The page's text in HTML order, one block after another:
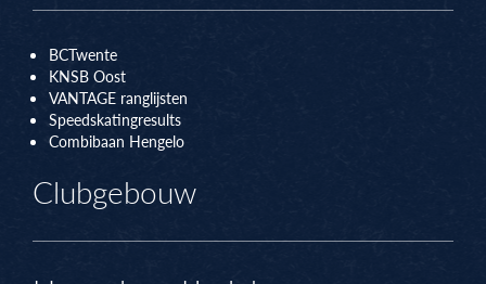
BCTwente
KNSB Oost
VANTAGE ranglijsten
Speedskatingresults
Combibaan Hengelo
Clubgebouw